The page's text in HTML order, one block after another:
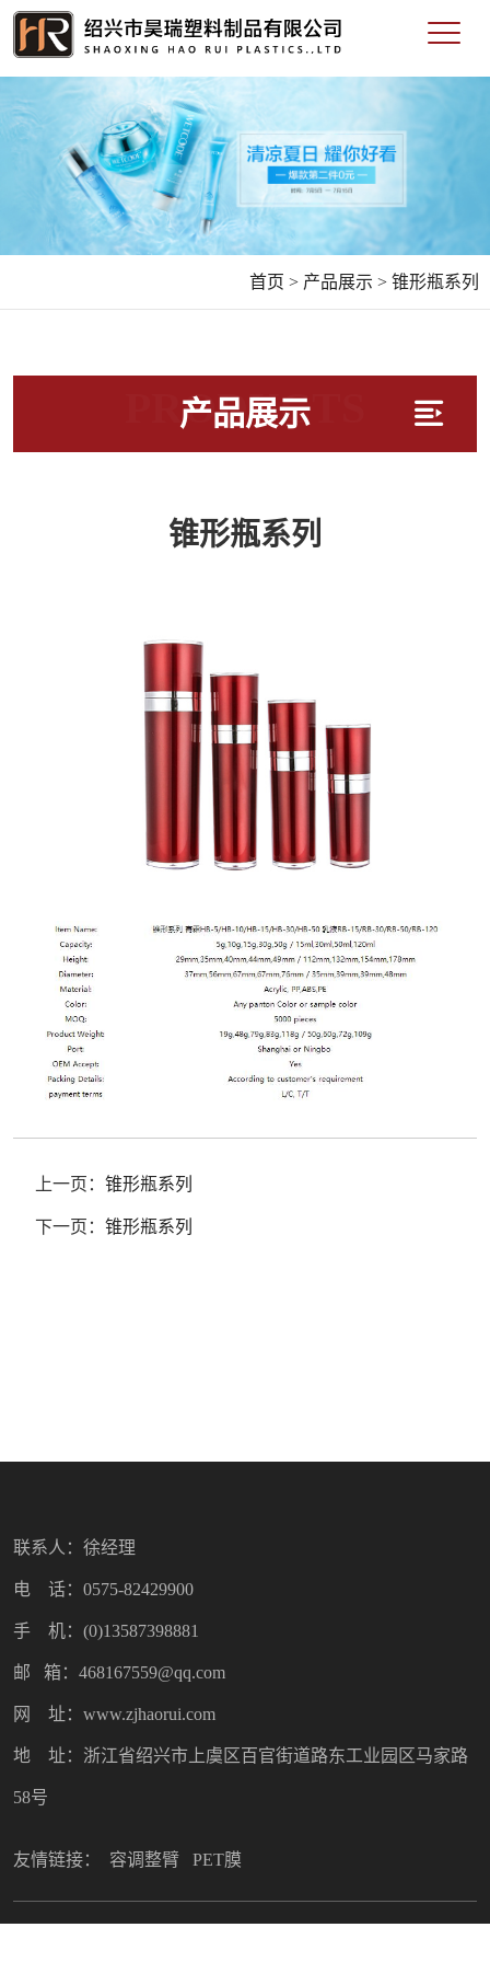
首页 > 产品展示 > 锥形瓶系列
产品展示
PRODUCTS
锥形瓶系列
上一页： 锥形瓶系列
下一页： 锥形瓶系列
联系人：徐经理
电 话：0575-82429900
手 机：(0)13587398881
邮 箱：468167559@qq.com
网 址：www.zjhaorui.com
地 址：浙江省绍兴市上虞区百官街道路东工业园区马家路
58号
友情链接： 容调整臂 PET膜